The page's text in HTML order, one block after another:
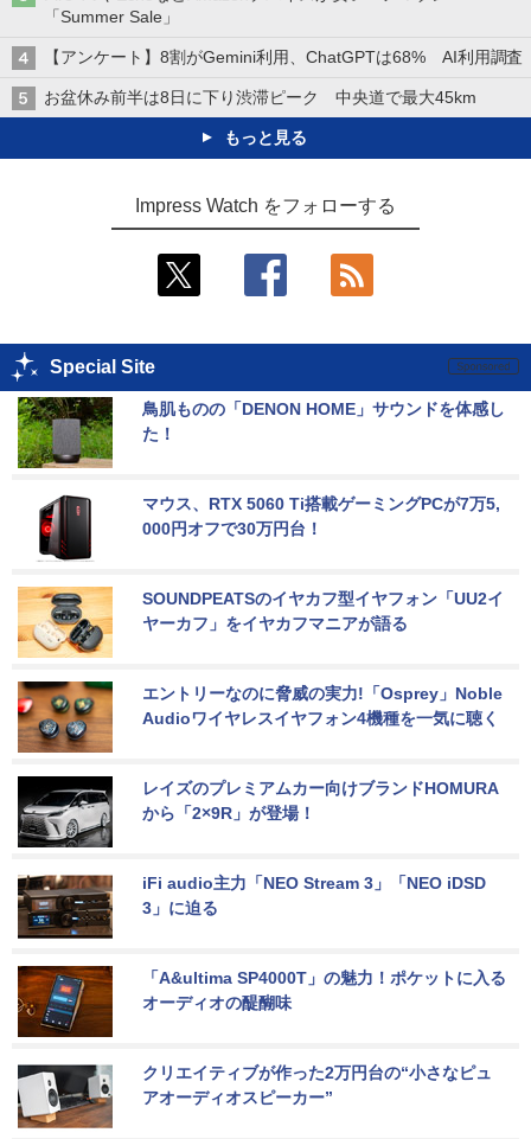
「Summer Sale」
【アンケート】8割がGemini利用、ChatGPTは68% AI利用調査
お盆休み前半は8日に下り渋滞ピーク 中央道で最大45km
もっと見る
Impress Watch をフォローする
Special Site
鳥肌ものの「DENON HOME」サウンドを体感し
た！
マウス、RTX 5060 Ti搭載ゲーミングPCが7万5,
000円オフで30万円台！
SOUNDPEATSのイヤカフ型イヤフォン「UU2イ
ヤーカフ」をイヤカフマニアが語る
エントリーなのに脅威の実力!「Osprey」Noble
Audioワイヤレスイヤフォン4機種を一気に聴く
レイズのプレミアムカー向けブランドHOMURA
から「2×9R」が登場！
iFi audio主力「NEO Stream 3」「NEO iDSD
3」に迫る
「A&ultima SP4000T」の魅力！ポケットに入る
オーディオの醍醐味
クリエイティブが作った2万円台の“小さなピュ
アオーディオスピーカー”